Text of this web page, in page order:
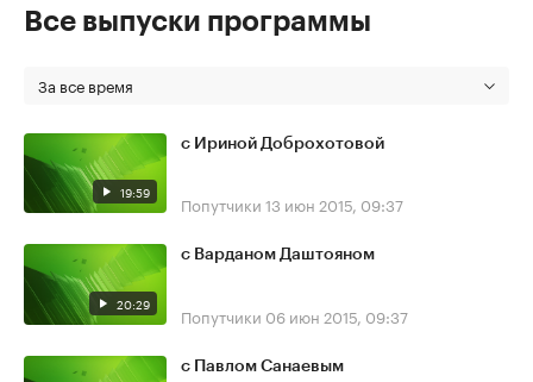
Все выпуски программы
За все время
19:59
с Ириной Доброхотовой
Попутчики 13 июн 2015, 09:37
20:29
с Варданом Даштояном
Попутчики 06 июн 2015, 09:37
с Павлом Санаевым